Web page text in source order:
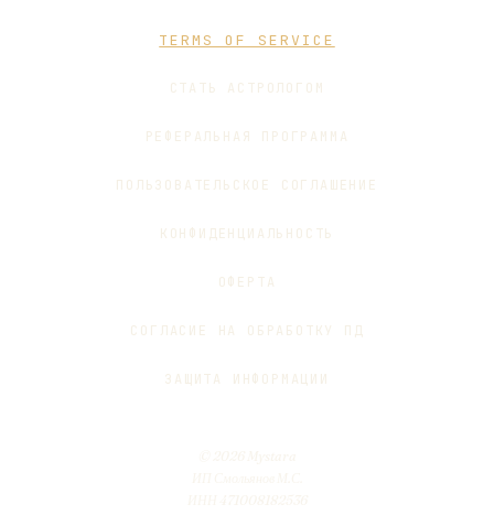
TERMS OF SERVICE
СТАТЬ АСТРОЛОГОМ
РЕФЕРАЛЬНАЯ ПРОГРАММА
ПОЛЬЗОВАТЕЛЬСКОЕ СОГЛАШЕНИЕ
КОНФИДЕНЦИАЛЬНОСТЬ
ОФЕРТА
СОГЛАСИЕ НА ОБРАБОТКУ ПД
ЗАЩИТА ИНФОРМАЦИИ